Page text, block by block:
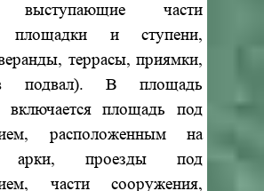
выступающие части
площадки и ступени,
террасы, приямки,
подвал). В площадь
включается площадь под
расположенным на
арки, проезды под
части сооружения,